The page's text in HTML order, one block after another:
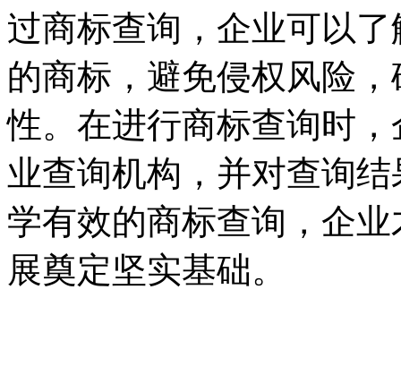
过商标查询，企业可以
的商标，避免侵权风险
性。在进行商标查询时
业查询机构，并对查询
学有效的商标查询，企
展奠定坚实基础。